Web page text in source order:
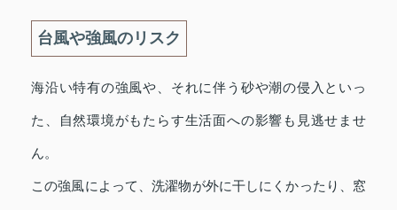
台風や強風のリスク
海沿い特有の強風や、それに伴う砂や潮の侵入といっ
た、自然環境がもたらす生活面への影響も見逃せませ
ん。
この強風によって、洗濯物が外に干しにくかったり、窓